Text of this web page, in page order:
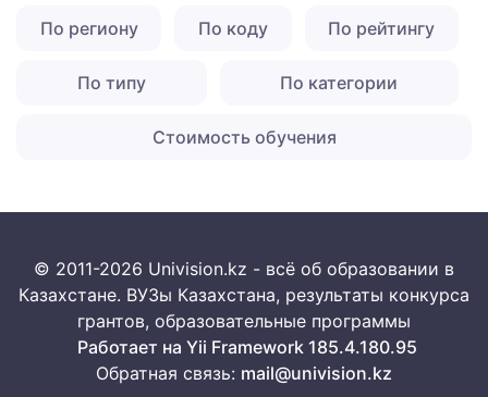
По региону По коду По рейтингу
По типу По категории
Стоимость обучения
© 2011-2026 Univision.kz - всё об образовании в
Казахстане. ВУЗы Казахстана, результаты конкурса
грантов, образовательные программы
Работает на Yii Framework 185.4.180.95
Обратная связь: mail@univision.kz